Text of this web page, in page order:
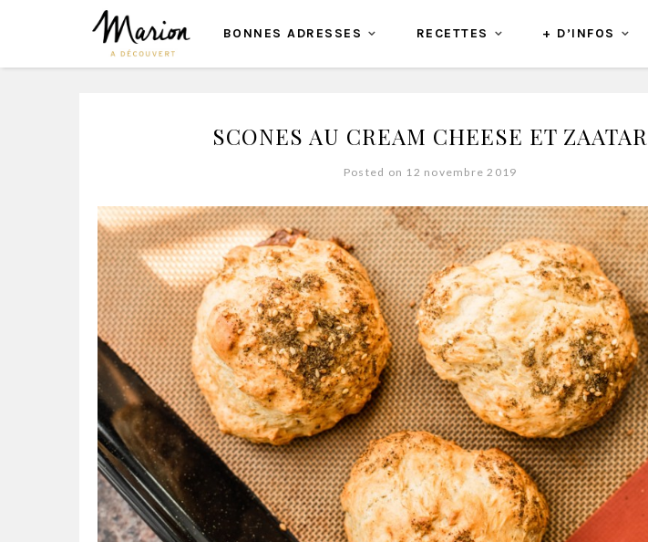
BONNES ADRESSES RECETTES + D’INFOS
SCONES AU CREAM CHEESE ET ZAATAR
Posted on 12 novembre 2019